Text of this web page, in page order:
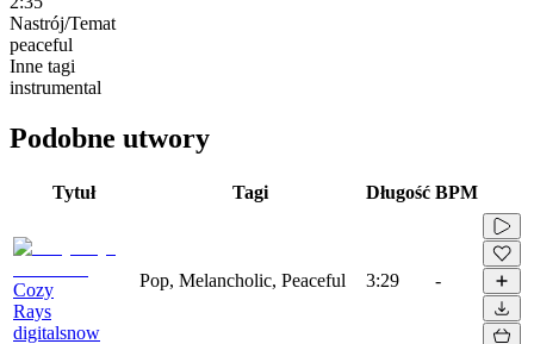
Nastrój/Temat
peaceful
Inne tagi
instrumental
Podobne utwory
Tytuł Tagi Długość BPM
Cozy
Rays
digitalsnow
Pop, Melancholic, Peaceful 3:29 -